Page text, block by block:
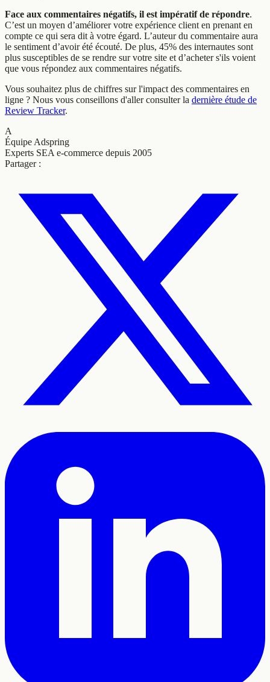
Face aux commentaires négatifs, il est impératif de répondre.
C’est un moyen d’améliorer votre expérience client en prenant en
compte ce qui sera dit à votre égard. L’auteur du commentaire aura
le sentiment d’avoir été écouté. De plus, 45% des internautes sont
plus susceptibles de se rendre sur votre site et d’acheter s'ils voient
que vous répondez aux commentaires négatifs.
Vous souhaitez plus de chiffres sur l'impact des commentaires en
ligne ? Nous vous conseillons d'aller consulter la dernière étude de
Review Tracker.
A
Équipe Adspring
Experts SEA e-commerce depuis 2005
Partager :